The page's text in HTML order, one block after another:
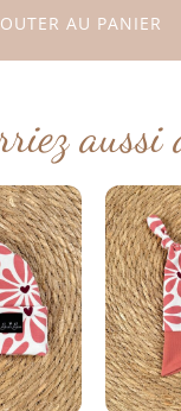
AU PANIER
aussi